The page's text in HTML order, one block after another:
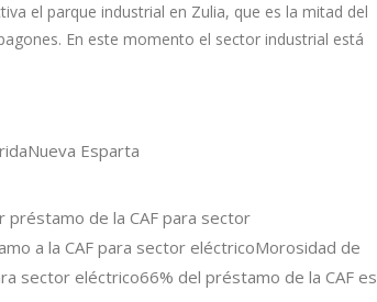
el parque industrial en Zulia, que es la mitad del
En este momento el sector industrial está
Nueva Esparta
préstamo de la CAF para sector
a la CAF para sector eléctricoMorosidad de
sector eléctrico66% del préstamo de la CAF es